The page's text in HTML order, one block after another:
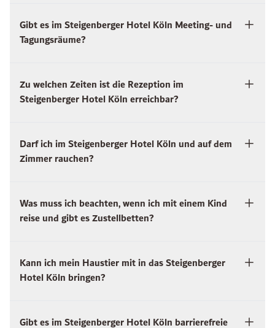
Gibt es im Steigenberger Hotel Köln Meeting- und
Tagungsräume?
Zu welchen Zeiten ist die Rezeption im
Steigenberger Hotel Köln erreichbar?
Darf ich im Steigenberger Hotel Köln und auf dem
Zimmer rauchen?
Was muss ich beachten, wenn ich mit einem Kind
reise und gibt es Zustellbetten?
Kann ich mein Haustier mit in das Steigenberger
Hotel Köln bringen?
Gibt es im Steigenberger Hotel Köln barrierefreie